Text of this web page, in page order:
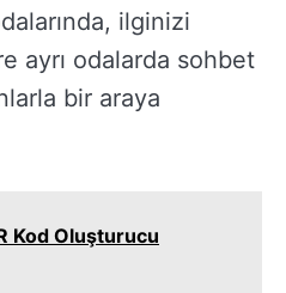
ilginizi
ayrı odalarda sohbet
bir araya
Kod Oluşturucu